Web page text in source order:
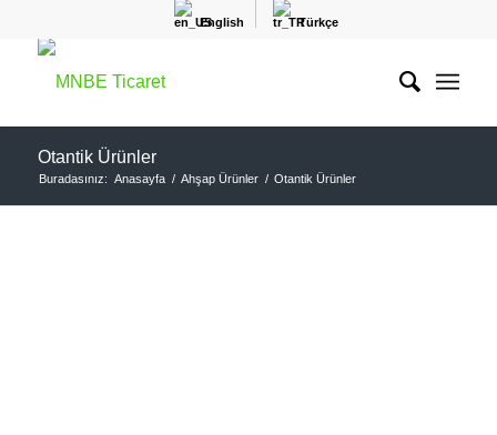
English Türkçe
Otantik Ürünler
Buradasınız: Anasayfa / Ahşap Ürünler / Otantik Ürünler
OTANTİK ÜRÜNLER